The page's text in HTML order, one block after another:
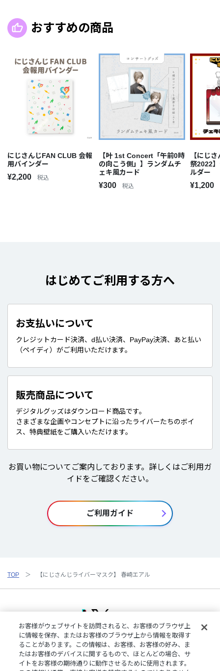
おすすめの商品
にじさんじFAN CLUB 会報
用バインダー
¥2,200 税込
【叶 1st Concert「午前0時
の向こう側」】ランダムチ
ェキ風カード
¥300 税込
【にじ
祭2022
ルダー
¥1,200
はじめてご利用する方へ
お支払いについて
クレジットカード決済、d払い決済、PayPay決済、あと払い
（ペイディ）がご利用いただけます。
販売商品について
デジタルグッズはダウンロード商品です。
さまざまな企画やコンセプトに沿ったライバーたちのボイ
ス、特典壁紙をご購入いただけます。
お買い物についてご案内しております。詳しくはご利用ガ
イドをご確認ください。
ご利用ガイド
TOP 【にじさんじライバーマスク】 春崎エアル
ご利用規約プライバシーポリシー
特定商取引法に基づく表記
ご利用ガイドよくある質問お問い合わせにじさんじ公式サイト
お客様がウェブサイトを訪問されると、お客様のブラウザ上
に情報を保存、またはお客様のブラウザ上から情報を取得す
ることがあります。この情報は、お客様、お客様の好み、ま
たはお客様のデバイスに関するもので、ほとんどの場合、サ
イトをお客様の期待通りに動作させるために使用されます。